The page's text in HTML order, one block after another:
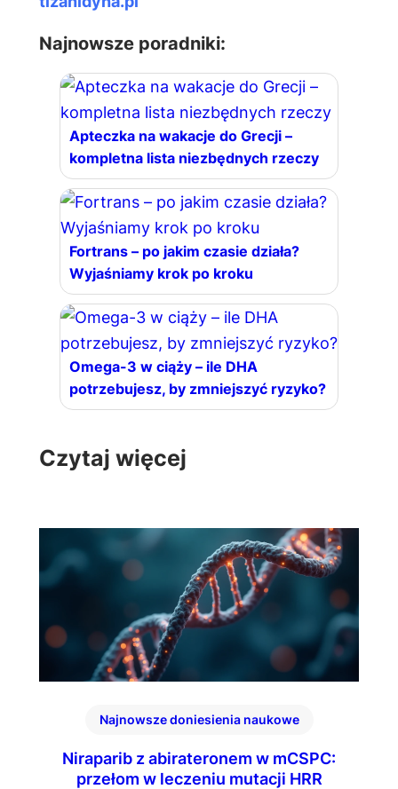
Najnowsze poradniki:
Apteczka na wakacje do Grecji –
kompletna lista niezbędnych rzeczy
Fortrans – po jakim czasie działa?
Wyjaśniamy krok po kroku
Omega-3 w ciąży – ile DHA
potrzebujesz, by zmniejszyć ryzyko?
Czytaj więcej
Najnowsze doniesienia naukowe
Niraparib z abirateronem w mCSPC:
przełom w leczeniu mutacji HRR